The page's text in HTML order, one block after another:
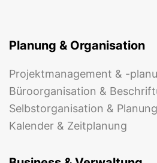
Planung & Organisation
Projektmanagement & -
Büroorganisation &
Selbstorganisation & Planung
Kalender & Zeitplanung